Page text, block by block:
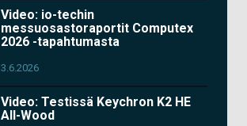
Video: io-techin
messuosastoraportit Computex
2026 -tapahtumasta
3.6.2026
Video: Testissä Keychron K2 HE
All-Wood